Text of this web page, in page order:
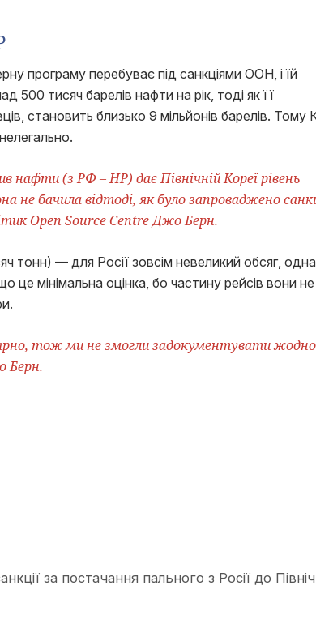
програму перебуває під санкціями ООН, і їй
500 тисяч барелів нафти на рік, тоді як її
становить близько 9 мільйонів барелів.
нафти (з РФ – НР) дає Північній Кореї рівень
не бачила відтоді, як було запроваджено
Open Source Centre Джо Берн.
тонн) — для Росії зовсім невеликий обсяг,
це мінімальна оцінка, бо частину рейсів вони не
тож ми не змогли задокументувати
Берн.
за постачання пального з Росії до